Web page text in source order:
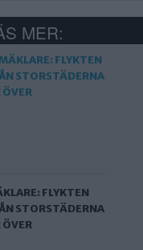
MER:
FLYKTEN
STORSTÄDERNA
ÖVER